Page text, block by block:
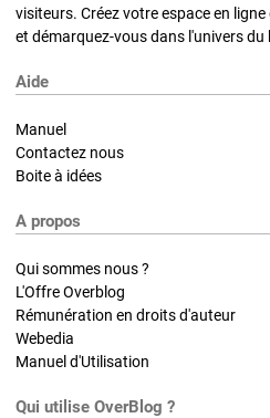
visiteurs. Créez votre espace en
et démarquez-vous dans l'univers du
Aide
Manuel
Contactez nous
Boite à idées
A propos
Qui sommes nous ?
L'Offre Overblog
Rémunération en droits d'auteur
Webedia
Manuel d'Utilisation
Qui utilise OverBlog ?